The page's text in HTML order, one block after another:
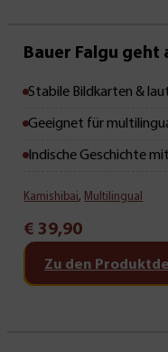
Bauer Falgu
Stabile Bildkarten &
Geeignet für
Indische Geschichte
Kamishibai, Multilingual
€ 39,90
Zu den